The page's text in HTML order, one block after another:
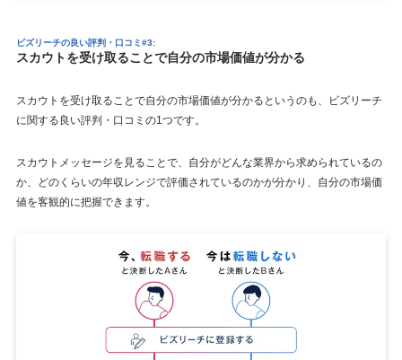
ビズリーチの良い評判・口コミ#3:
スカウトを受け取ることで自分の市場価値が分かる
スカウトを受け取ることで自分の市場価値が分かるというのも、ビズリーチ
に関する良い評判・口コミの1つです。
スカウトメッセージを見ることで、自分がどんな業界から求められているの
か、どのくらいの年収レンジで評価されているのかが分かり、自分の市場価
値を客観的に把握できます。